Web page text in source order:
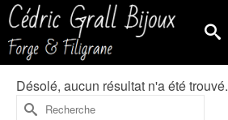
Désolé, aucun résultat n'a été trouvé.
Rechercher :